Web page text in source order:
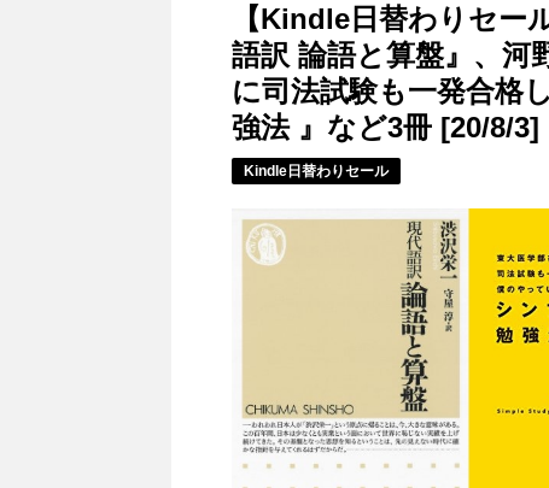
【Kindle日替わりセー
語訳 論語と算盤』、河
に司法試験も一発合格
強法 』など3冊 [20/8/3]
Kindle日替わりセール